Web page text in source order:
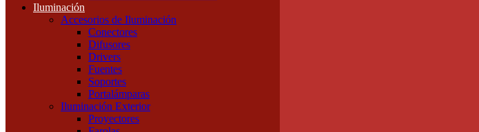
Iluminación
Accesorios de Iluminación
Conectores
Difusores
Drivers
Fuentes
Soportes
Portalámparas
Iluminación Exterior
Proyectores
Herramientas de Medición
Calibres
Herramientas Eléctricas
Herramientas Manuales
Destornilladores
Pinzas y Alicates